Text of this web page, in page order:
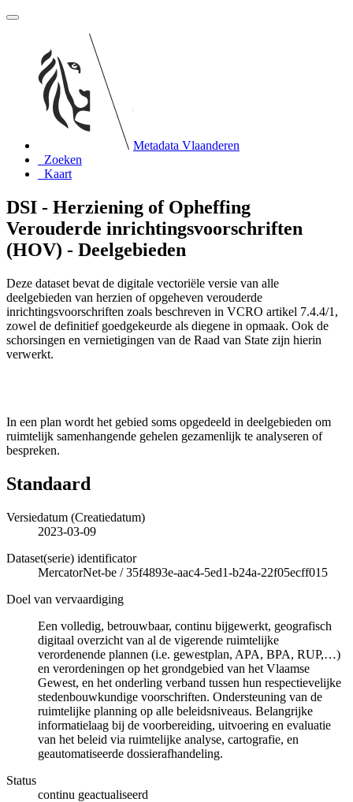
Metadata Vlaanderen
Zoeken
Kaart
DSI - Herziening of Opheffing
Verouderde inrichtingsvoorschriften
(HOV) - Deelgebieden
Deze dataset bevat de digitale vectoriële versie van alle
deelgebieden van herzien of opgeheven verouderde
inrichtingsvoorschriften zoals beschreven in VCRO artikel 7.4.4/1,
zowel de definitief goedgekeurde als diegene in opmaak. Ook de
schorsingen en vernietigingen van de Raad van State zijn hierin
verwerkt.
In een plan wordt het gebied soms opgedeeld in deelgebieden om
ruimtelijk samenhangende gehelen gezamenlijk te analyseren of
bespreken.
Standaard
Versiedatum (Creatiedatum)
2023-03-09
Dataset(serie) identificator
MercatorNet-be /35f4893e-aac4-5ed1-b24a-22f05ecff015
Doel van vervaardiging
Een volledig, betrouwbaar, continu bijgewerkt, geografisch
digitaal overzicht van al de vigerende ruimtelijke
verordenende plannen (i.e. gewestplan, APA, BPA, RUP,…)
en verordeningen op het grondgebied van het Vlaamse
Gewest, en het onderling verband tussen hun respectievelijke
stedenbouwkundige voorschriften. Ondersteuning van de
ruimtelijke planning op alle beleidsniveaus. Belangrijke
informatielaag bij de voorbereiding, uitvoering en evaluatie
van het beleid via ruimtelijke analyse, cartografie, en
geautomatiseerde dossierafhandeling.
Status
continu geactualiseerd